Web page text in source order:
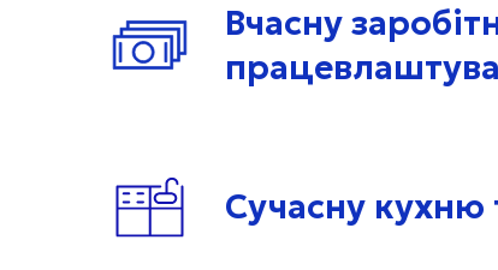
Вчасну
Сучасну кухню